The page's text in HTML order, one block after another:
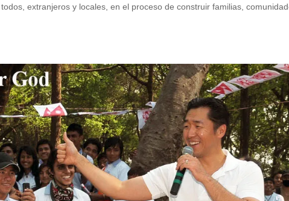
extranjeros y locales, en el proceso de construir familias,